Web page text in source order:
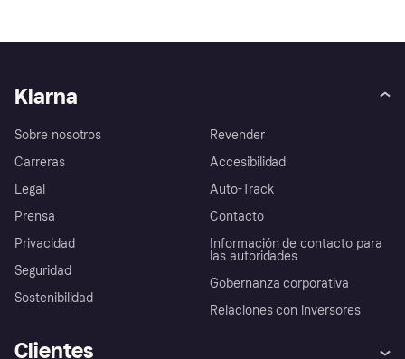
Klarna
Sobre nosotros
Carreras
Legal
Prensa
Privacidad
Seguridad
Sostenibilidad
Revender
Accesibilidad
Auto-Track
Contacto
Información de contacto para
las autoridades
Gobernanza corporativa
Relaciones con inversores
Clientes